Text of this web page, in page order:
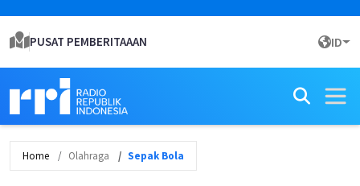
PUSAT PEMBERITAAAN ID
Home Olahraga Sepak Bola